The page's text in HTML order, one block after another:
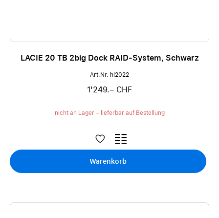
LACIE 20 TB 2big Dock RAID-System, Schwarz
Art.Nr. hl2022
1'249.– CHF
nicht an Lager – lieferbar auf Bestellung
Warenkorb